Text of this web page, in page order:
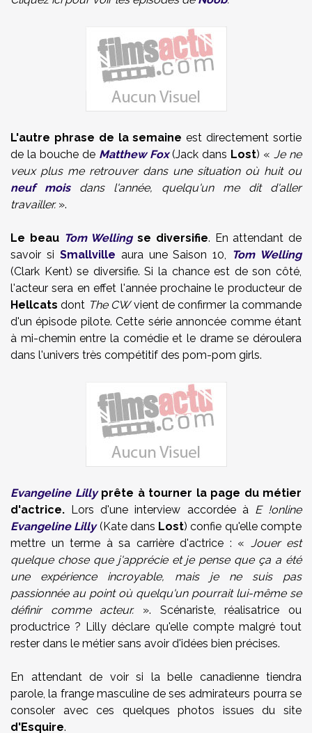
L'autre phrase de la semaine est directement sortie
de la bouche de Matthew Fox(Jack dans Lost) « Je ne
veux plus me retrouver dans une situation où huit ou
neuf moisdans l'année, quelqu'un me dit d'aller
travailler.».
Le beau Tom Wellingse diversifie. En attendant de
savoir si Smallville aura une Saison 10, Tom Welling
(Clark Kent) se diversifie. Si la chance est de son côté,
l'acteur sera en effet l'année prochaine le producteur de
Hellcatsdont The CWvient de confirmer la commande
d'un épisode pilote. Cette série annoncée comme étant
à mi-chemin entre la comédie et le drame se déroulera
dans l'univers très compétitif des pom-pom girls.
Evangeline Lillyprête à tourner la page du métier
d'actrice. Lors d'une interview accordée à E !online
Evangeline Lilly(Kate dans Lost) confie qu'elle compte
mettre un terme à sa carrière d'actrice : « Jouer est
quelque chose que j'apprécie et je pense que ça a été
une expérience incroyable, mais je ne suis pas
passionnée au point où quelqu'un pourrait lui-même se
définir comme acteur.». Scénariste, réalisatrice ou
productrice ? Lilly déclare qu'elle compte malgré tout
rester dans le métier sans avoir d'idées bien précises.
En attendant de voir si la belle canadienne tiendra
parole, la frange masculine de ses admirateurs pourra se
consoler avec ces quelques photos issues du site
d'Esquire.